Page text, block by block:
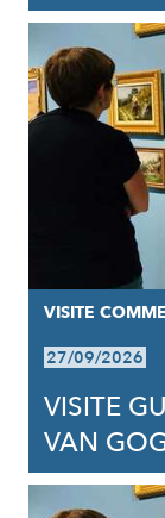
VISITE
27/09/2026
VISITE
VAN